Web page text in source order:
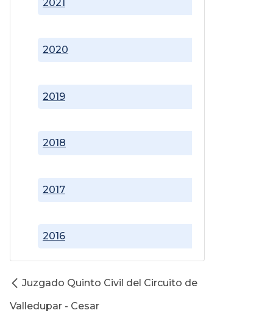
2016
2017
2018
2019
2020
2021
Juzgado Quinto Civil del Circuito de
Valledupar - Cesar